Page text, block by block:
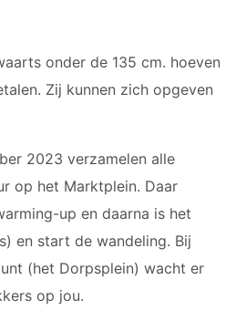
onder de 135 cm. hoeven
Zij kunnen zich opgeven
2023 verzamelen alle
op het Marktplein. Daar
up en daarna is het
en start de wandeling. Bij
(het Dorpsplein) wacht er
op jou.